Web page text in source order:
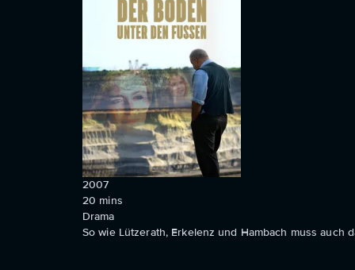
2007
20 mins
Drama
So wie Lützerath, Erkelenz und Hambach muss